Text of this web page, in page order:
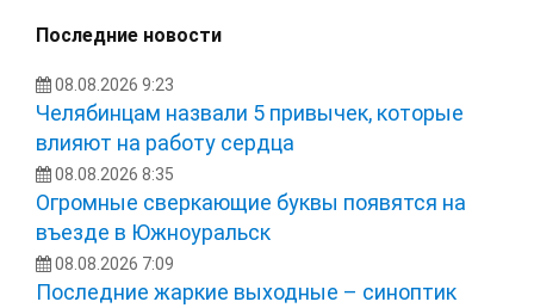
Последние новости
08.08.2026 9:23
Челябинцам назвали 5 привычек, которые
влияют на работу сердца
08.08.2026 8:35
Огромные сверкающие буквы появятся на
въезде в Южноуральск
08.08.2026 7:09
Последние жаркие выходные – синоптик